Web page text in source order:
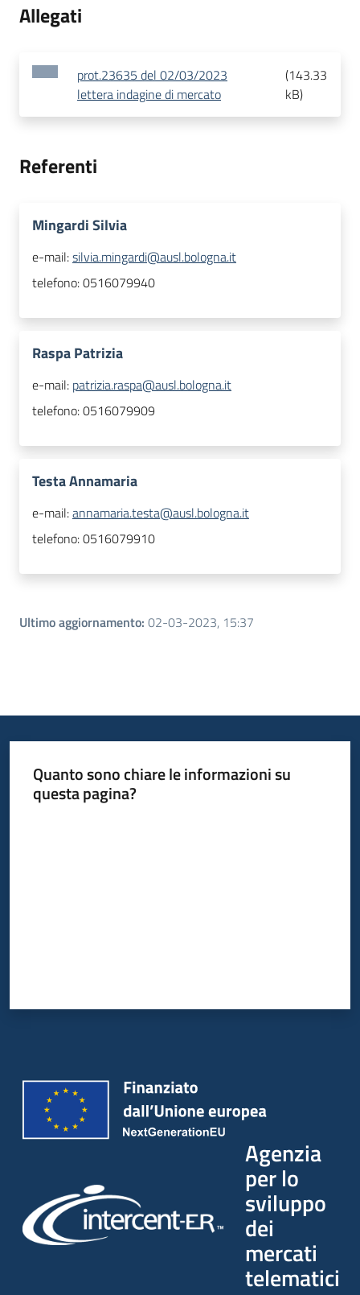
Allegati
prot.23635 del 02/03/2023
lettera indagine di mercato
(143.33
kB)
Referenti
Mingardi Silvia
e-mail:silvia.mingardi@ausl.bologna.it
telefono:0516079940
Raspa Patrizia
e-mail: patrizia.raspa@ausl.bologna.it
telefono:0516079909
Testa Annamaria
e-mail:annamaria.testa@ausl.bologna.it
telefono:0516079910
Ultimo aggiornamento: 02-03-2023, 15:37
Quanto sono chiare le informazioni su
questa pagina?
Agenzia
per lo
sviluppo
dei
mercati
telematici